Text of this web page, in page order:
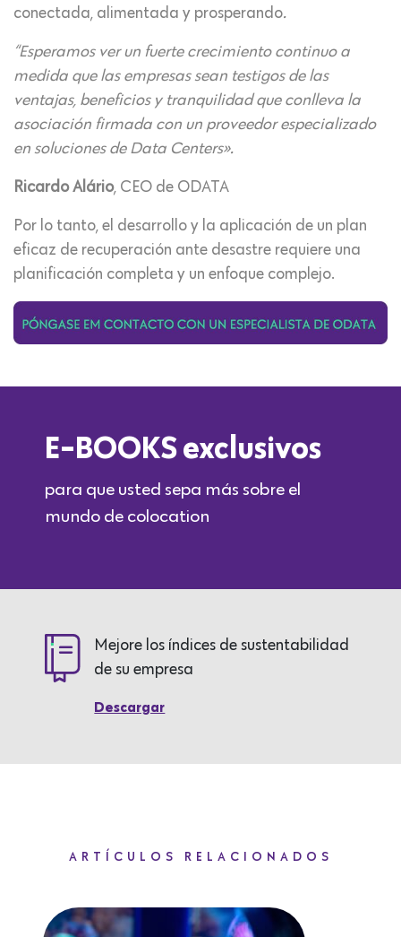
conectada, alimentada y prosperando.
“Esperamos ver un fuerte crecimiento continuo a
medida que las empresas sean testigos de las
ventajas, beneficios y tranquilidad que conlleva la
asociación firmada con un proveedor especializado
en soluciones de Data Centers».
Ricardo Alário, CEO de ODATA
Por lo tanto, el desarrollo y la aplicación de un plan
eficaz de recuperación ante desastre requiere una
planificación completa y un enfoque complejo.
E-BOOKS exclusivos
para que usted sepa más sobre el
mundo de colocation
Mejore los índices de sustentabilidad
de su empresa
Descargar
ARTÍCULOS RELACIONADOS